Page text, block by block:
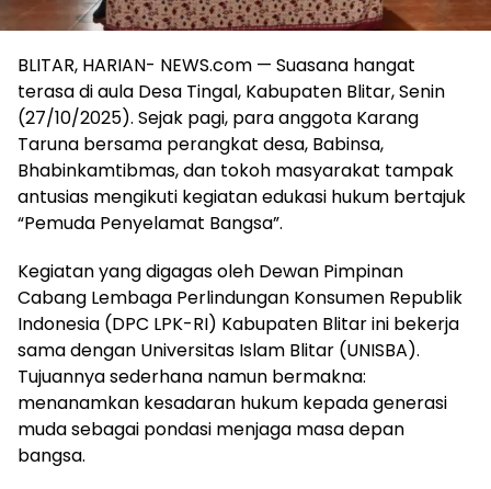
BLITAR, HARIAN- NEWS.com — Suasana hangat
terasa di aula Desa Tingal, Kabupaten Blitar, Senin
(27/10/2025). Sejak pagi, para anggota Karang
Taruna bersama perangkat desa, Babinsa,
Bhabinkamtibmas, dan tokoh masyarakat tampak
antusias mengikuti kegiatan edukasi hukum bertajuk
“Pemuda Penyelamat Bangsa”.
Kegiatan yang digagas oleh Dewan Pimpinan
Cabang Lembaga Perlindungan Konsumen Republik
Indonesia (DPC LPK-RI) Kabupaten Blitar ini bekerja
sama dengan Universitas Islam Blitar (UNISBA).
Tujuannya sederhana namun bermakna:
menanamkan kesadaran hukum kepada generasi
muda sebagai pondasi menjaga masa depan
bangsa.